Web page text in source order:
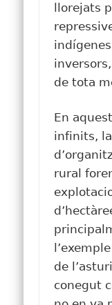
llorejats
de tota
En
infinits,
rural
de
conegut